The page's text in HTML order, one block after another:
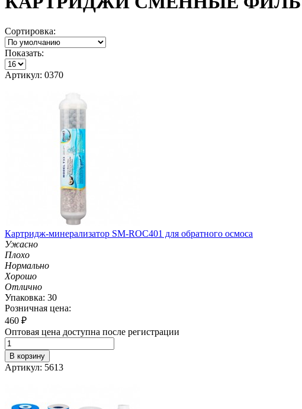
Сортировка:
Показать:
Артикул: 0370
Картридж-минерализатор SM-ROC401 для обратного осмоса
Ужасно
Плохо
Нормально
Хорошо
Отлично
Упаковка: 30
Розничная цена:
460 ₽
Оптовая цена доступна после регистрации
В корзину
Артикул: 5613